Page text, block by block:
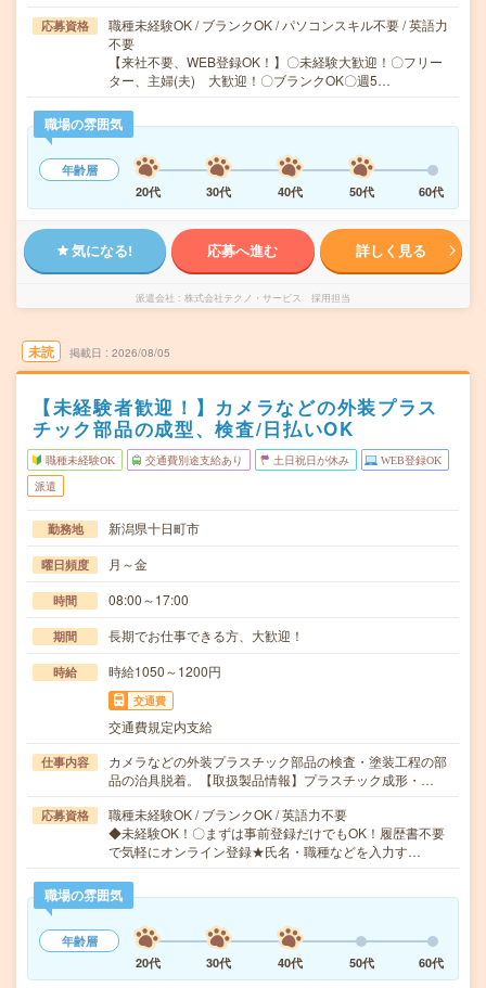
応募資格
職種未経験OK / ブランクOK / パソコンスキル不要 / 英語力
不要
【来社不要、WEB登録OK！】〇未経験大歓迎！〇フリー
ター、主婦(夫) 大歓迎！〇ブランクOK〇週5…
職場の雰囲気
年齢層
20代
30代 40代 50代 60代
気になる! 応募へ進む 詳しく見る
派遣会社 株式会社テクノ・サービス 採用担当
未読 掲載日 2026/08/05
【未経験者歓迎！】カメラなどの外装プラス
チック部品の成型、検査/日払いOK
職種未経験OK 交通費別途支給あり 土日祝日が休み WEB登録OK
派遣
勤務地 新潟県十日町市
曜日頻度 月～金
時間 08:00～17:00
期間 長期でお仕事できる方、大歓迎！
時給 時給1050～1200円
交通費
交通費規定内支給
仕事内容
カメラなどの外装プラスチック部品の検査・塗装工程の部
品の治具脱着。【取扱製品情報】プラスチック成形・…
応募資格
職種未経験OK / ブランクOK / 英語力不要
◆未経験OK！〇まずは事前登録だけでもOK！履歴書不要
で気軽にオンライン登録★氏名・職種などを入力す…
職場の雰囲気
年齢層
20代
30代 40代 50代 60代